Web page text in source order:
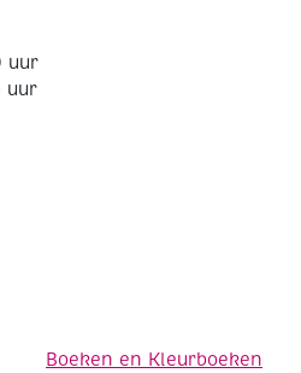
uur
uur
Boeken en Kleurboeken